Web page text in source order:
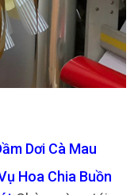
Dơi Cà Mau
Hoa Chia Buồn